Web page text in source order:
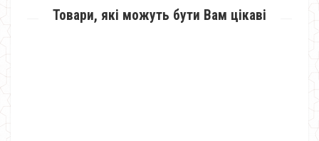
Товари, які можуть бути Вам цікаві